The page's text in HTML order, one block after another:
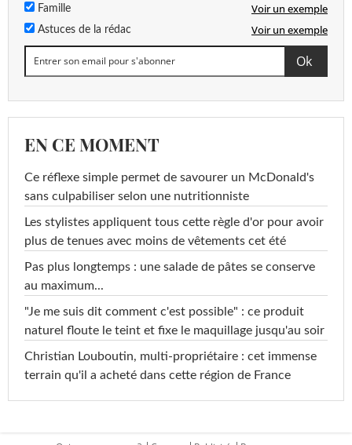
Famille Voir un exemple
Astuces de la rédac Voir un exemple
EN CE MOMENT
Ce réflexe simple permet de savourer un McDonald's
sans culpabiliser selon une nutritionniste
Les stylistes appliquent tous cette règle d'or pour avoir
plus de tenues avec moins de vêtements cet été
Pas plus longtemps : une salade de pâtes se conserve
au maximum...
"Je me suis dit comment c'est possible" : ce produit
naturel floute le teint et fixe le maquillage jusqu'au soir
Christian Louboutin, multi-propriétaire : cet immense
terrain qu'il a acheté dans cette région de France